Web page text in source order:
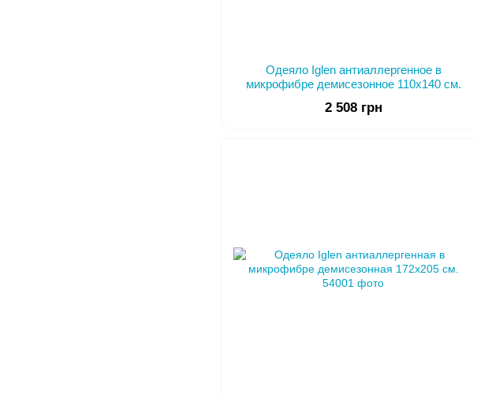
Одеяло Iglen антиаллергенное в
микрофибре демисезонное 110х140 см.
2 508 грн